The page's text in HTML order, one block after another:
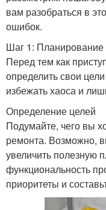
вам разобраться в
ошибок.
Шаг 1: Планирование
Перед тем как
определить свои
избежать хаоса и
Определение целей
Подумайте, чего вы
ремонта. Возможно,
увеличить полезную
функциональность
приоритеты и